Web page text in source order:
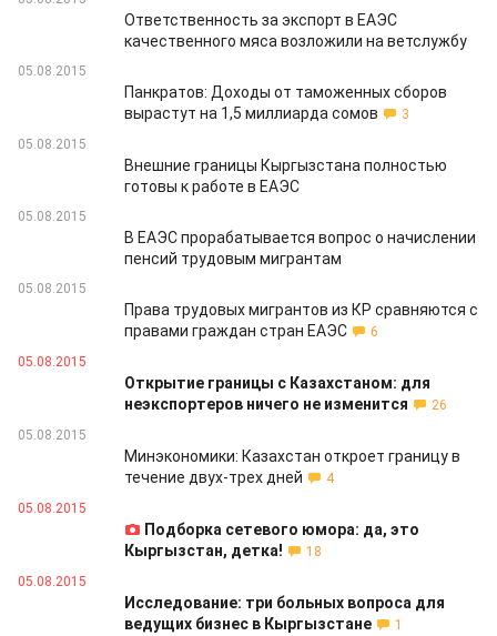
Ответственность за экспорт в ЕАЭС
качественного мяса возложили на ветслужбу
05.08.2015
Панкратов: Доходы от таможенных сборов
вырастут на 1,5 миллиарда сомов
3
05.08.2015
Внешние границы Кыргызстана полностью
готовы к работе в ЕАЭС
05.08.2015
В ЕАЭС прорабатывается вопрос о начислении
пенсий трудовым мигрантам
05.08.2015
Права трудовых мигрантов из КР сравняются с
правами граждан стран ЕАЭС
6
05.08.2015
Открытие границы с Казахстаном: для
неэкспортеров ничего не изменится
26
05.08.2015
Минэкономики: Казахстан откроет границу в
течение двух-трех дней
4
05.08.2015
Подборка сетевого юмора: да, это
Кыргызстан, детка!
18
05.08.2015
Исследование: три больных вопроса для
ведущих бизнес в Кыргызстане
1